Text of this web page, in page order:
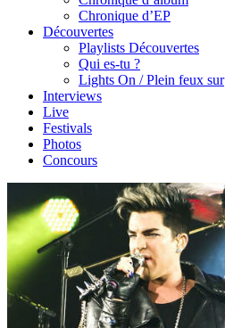
Chronique d’EP
Découvertes
Playlists Découvertes
Qui es-tu ?
Lights On / Plein feux sur
Interviews
Live
Festivals
Photos
Concours